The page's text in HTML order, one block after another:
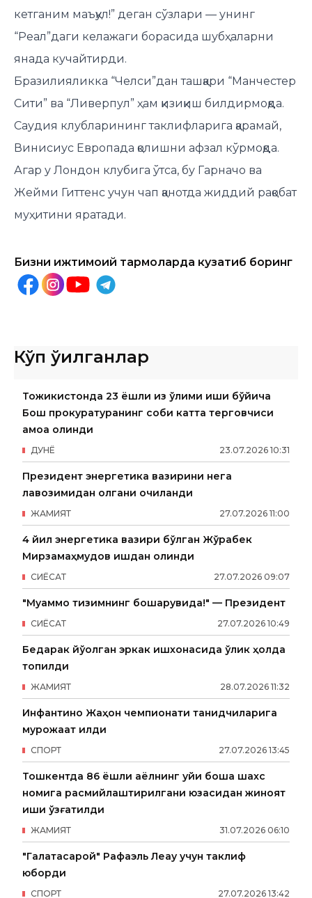
кетганим маъқул!” деган сўзлари — унинг
“Реал”даги келажаги борасида шубҳаларни
янада кучайтирди.
Бразилияликка “Челси”дан ташқари “Манчестер
Сити” ва “Ливерпул” ҳам қизиқиш билдирмоқда.
Саудия клубларининг таклифларига қарамай,
Винисиус Европада қолишни афзал кўрмоқда.
Агар у Лондон клубига ўтса, бу Гарначо ва
Жейми Гиттенс учун чап қанотда жиддий рақобат
муҳитини яратади.
Бизни ижтимоий тармоқларда кузатиб боринг
Кўп ўқилганлар
Тожикистонда 23 ёшли қиз ўлими иши бўйича
Бош прокуратуранинг собиқ катта терговчиси
қамоққа олинди
23.07.2026 10:31
ДУНË
Президент энергетика вазирини нега
лавозимидан олгани очиқланди
27.07.2026 11:00
ЖАМИЯТ
4 йил энергетика вазири бўлган Жўрабек
Мирзамаҳмудов ишдан олинди
27.07.2026 09:07
СИËСАТ
"Муаммо тизимнинг бошқарувида!" — Президент
27.07.2026 10:49
СИËСАТ
Бедарак йўқолган эркак ишхонасида ўлик ҳолда
топилди
28.07.2026 11:32
ЖАМИЯТ
Инфантино Жаҳон чемпионати танқидчиларига
мурожаат қилди
27.07.2026 13:45
СПОРТ
Тошкентда 86 ёшли аёлнинг уйи бошқа шахс
номига расмийлаштирилгани юзасидан жиноят
иши қўзғатилди
31.07.2026 06:10
ЖАМИЯТ
"Галатасарой" Рафаэль Леау учун таклиф
юборди
27.07.2026 13:42
СПОРТ